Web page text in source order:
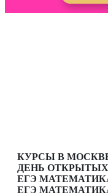
КУРСЫ В
ДЕНЬ
ЕГЭ
ЕГЭ